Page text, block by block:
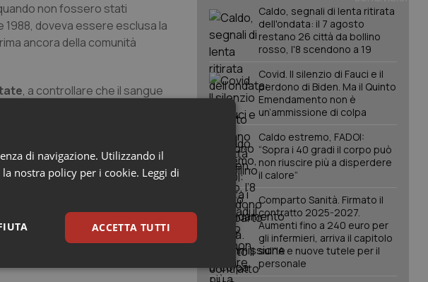
non fossero stati
1988, doveva essere esclusa la
ancora della comunità
, a controllare che il sangue
delle transaminasi, in
Sez. Un., 11/1/2008, n. 581).
con rinvio alla Corte di
oltre a dover
Caldo, segnali di lenta ritirata
dell'ondata: il 7 agosto
restano 26 città da bollino
rosso, l'8 scendono a 19
Covid. Il silenzio di Fauci e il
perdono di Biden. Ma il Quinto
Emendamento non è
un’ammissione di colpa
Caldo estremo, FADOI:
“Sopra i 40 gradi il corpo può
non riuscire più a disperdere
il calore”
Comparto Sanità. Firmato il
contratto 2025-2027.
Aumenti fino a 240 euro per
gli infermieri, arriva il capitolo
sull'IA e nuove tutele per il
personale
di navigazione. Utilizzando il
nostra policy per i cookie. Leggi di
ACCETTA TUTTI
Marketing